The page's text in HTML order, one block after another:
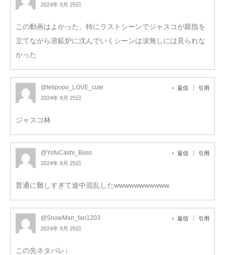
2024年 9月 25日
この動画はよかった。特にラストシーンでジャスコが親指を
立てながら溶鉱炉に沈んでいくシーンは涙無しには見られな
かった
@telipopo_LOVE_cute
2024年 9月 25日
返信 引用
ジャスコ林
@YofuCashi_Bass
2024年 9月 25日
返信 引用
普通に難しすぎて途中混乱したwwwwwwwwwww
@SnowMan_fan1203
2024年 9月 25日
返信 引用
この先ネタバレ↓